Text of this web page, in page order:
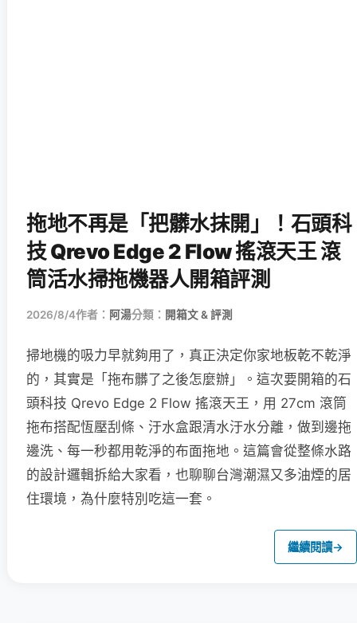
拖地不再是「把髒水抹開」！石頭科
技 Qrevo Edge 2 Flow 搖滾天王 滾
筒活水掃拖機器人開箱評測
2026/8/4作者： 阿湯分類： 開箱文 & 評測
掃地機的吸力早就夠用了，真正決定你家地板乾不乾淨
的，其實是「拖布髒了之後怎麼辦」。這次要開箱的石
頭科技 Qrevo Edge 2 Flow 搖滾天王，用 27cm 滾筒
拖布搭配恆壓刮條、汙水盒跟清水汙水分離，做到邊拖
邊洗、每一秒都用乾淨的布面拖地。這篇會從整條水路
的設計邏輯拆給大家看，也聊聊台灣潮濕又多油煙的居
住環境，為什麼特別吃這一套。
繼續閱讀→